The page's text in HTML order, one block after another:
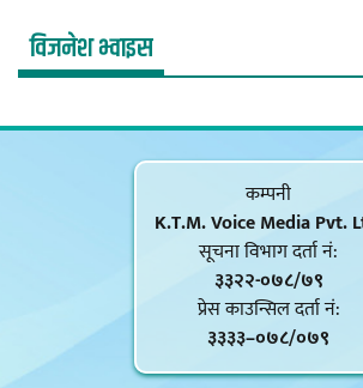
विजनेश भ्वाइस
कम्पनी
K.T.M. Voice Media Pvt.
सूचना विभाग दर्ता नं‍:
३३२२-०७८/७९
प्रेस काउन्सिल दर्ता नं‍:
३३३३–०७८/०७९